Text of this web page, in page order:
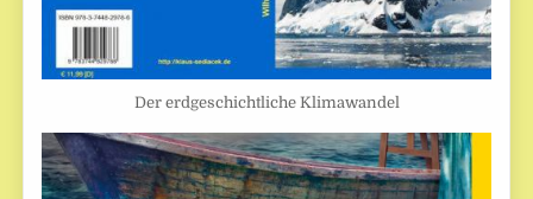
Der erdgeschichtliche Klimawandel